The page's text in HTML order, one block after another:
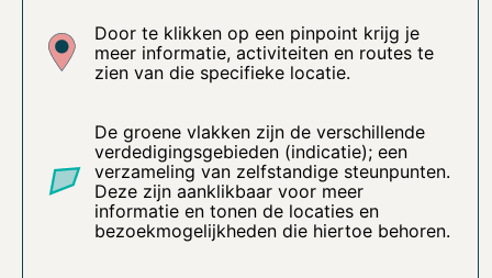
Door te klikken op een pinpoint krijg je
meer informatie, activiteiten en routes te
zien van die specifieke locatie.
De groene vlakken zijn de verschillende
verdedigingsgebieden (indicatie); een
verzameling van zelfstandige steunpunten.
Deze zijn aanklikbaar voor meer
informatie en tonen de locaties en
bezoekmogelijkheden die hiertoe behoren.